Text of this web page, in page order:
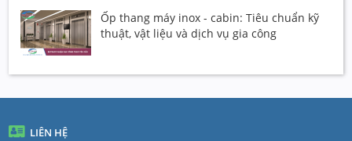
Ốp thang máy inox - cabin: Tiêu chuẩn kỹ
thuật, vật liệu và dịch vụ gia công
LIÊN HỆ